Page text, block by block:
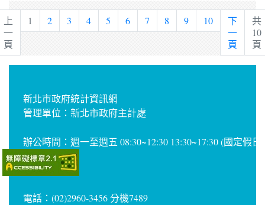
上
一
頁
1 2 3 4 5 6 7 8 9 10
下
一
頁
共
10
頁
新北市政府統計資訊網
管理單位：新北市政府主計處
辦公時間：週一至週五 08:30~12:30 13:30~17:30 (國定假日
電話：(02)2960-3456 分機7489